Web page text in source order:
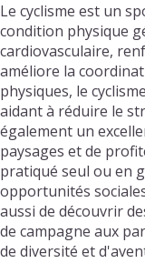
Le cyclisme est un
condition physique
cardiovasculaire,
améliore la
physiques, le
aidant à réduire le
également un
paysages et de
pratiqué seul ou en
opportunités
aussi de découvrir
de campagne aux
de diversité et